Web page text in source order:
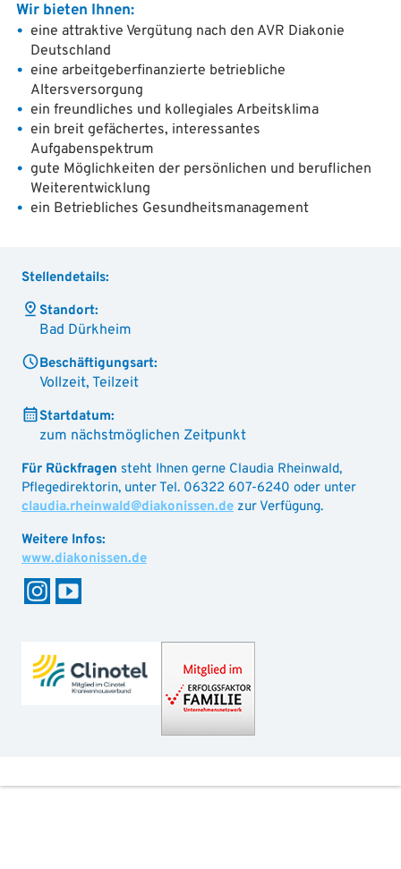
Wir bieten Ihnen:
eine attraktive Vergütung nach den AVR Diakonie
Deutschland
eine arbeitgeberfinanzierte betriebliche
Altersversorgung
ein freundliches und kollegiales Arbeitsklima
ein breit gefächertes, interessantes
Aufgabenspektrum
gute Möglichkeiten der persönlichen und beruflichen
Weiterentwicklung
ein Betriebliches Gesundheitsmanagement
Stellendetails:
Standort:
Bad Dürkheim
Beschäftigungsart:
Vollzeit, Teilzeit
Startdatum:
zum nächstmöglichen Zeitpunkt
Für Rückfragen steht Ihnen gerne Claudia Rheinwald,
Pflegedirektorin, unter Tel. 06322 607-6240 oder unter
claudia.rheinwald@diakonissen.de zur Verfügung.
www.diakonissen.de